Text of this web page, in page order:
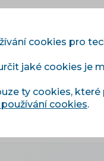
cookies pro
jaké cookies je
ty cookies,
cookies.